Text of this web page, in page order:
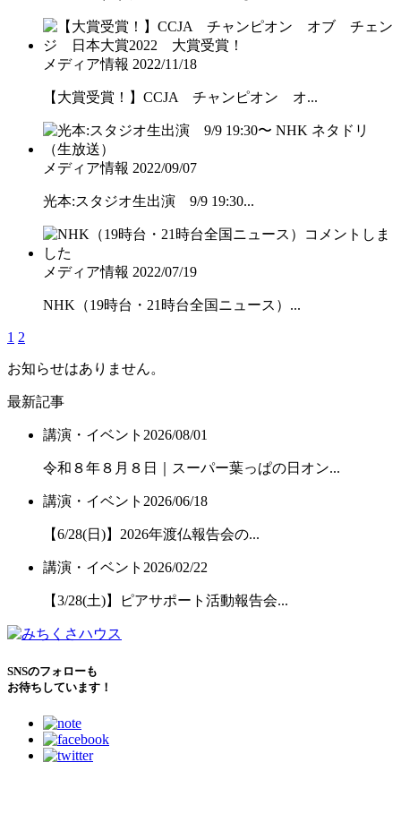
メディア情報 2022/11/18
【大賞受賞！】CCJA チャンピオン オ...
メディア情報 2022/09/07
光本:スタジオ生出演 9/9 19:30...
メディア情報 2022/07/19
NHK（19時台・21時台全国ニュース）...
1 2
お知らせはありません。
最新記事
講演・イベント 2026/08/01
令和８年８月８日｜スーパー葉っぱの日オン...
講演・イベント 2026/06/18
【6/28(日)】2026年渡仏報告会の...
講演・イベント 2026/02/22
【3/28(土)】ピアサポート活動報告会...
SNSのフォローも
お待ちしています！